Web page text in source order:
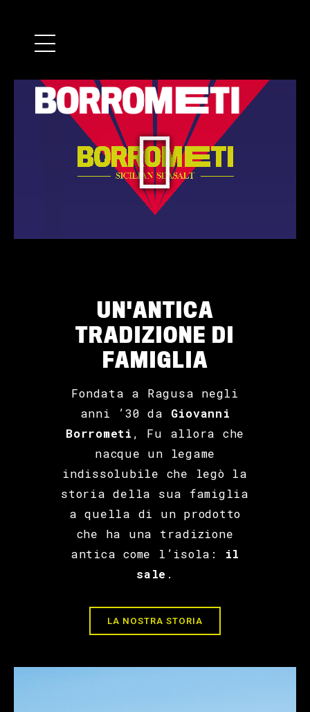
UN'ANTICA
TRADIZIONE DI
FAMIGLIA
Fondata a Ragusa negli
anni ’30 da Giovanni
Borrometi , Fu allora che
nacque un legame
indissolubile che legò la
storia della sua famiglia
a quella di un prodotto
che ha una tradizione
antica come l’isola:
il
sale .
LA NOSTRA STORIA